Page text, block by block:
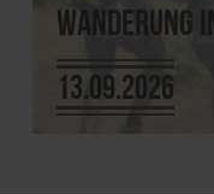
Wanderung
13.09.2026